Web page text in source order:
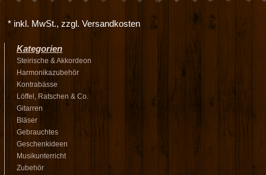
* inkl. MwSt., zzgl. Versandkosten
Kategorien
Steirische & Akkordeon
Harmonikazubehör
Kontrabässe
Löffel, Ratschen & Co.
Gitarren
Bläser
Gebrauchtes
Geschenkideen
Musikunterricht
Zubehör